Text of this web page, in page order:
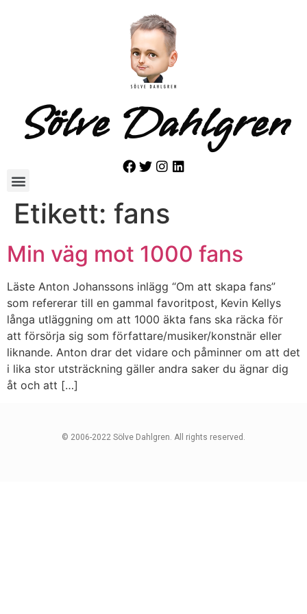
Sölve Dahlgren
Etikett: fans
Min väg mot 1000 fans
Läste Anton Johanssons inlägg “Om att skapa fans”
som refererar till en gammal favoritpost, Kevin Kellys
långa utläggning om att 1000 äkta fans ska räcka för
att försörja sig som författare/musiker/konstnär eller
liknande. Anton drar det vidare och påminner om att det
i lika stor utsträckning gäller andra saker du ägnar dig
åt och att […]
© 2006-2022 Sölve Dahlgren. All rights reserved.